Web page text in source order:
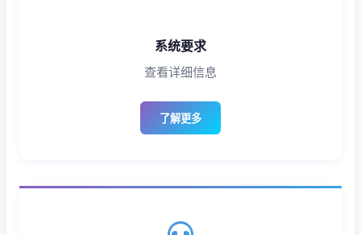
系统要求
查看详细信息
了解更多